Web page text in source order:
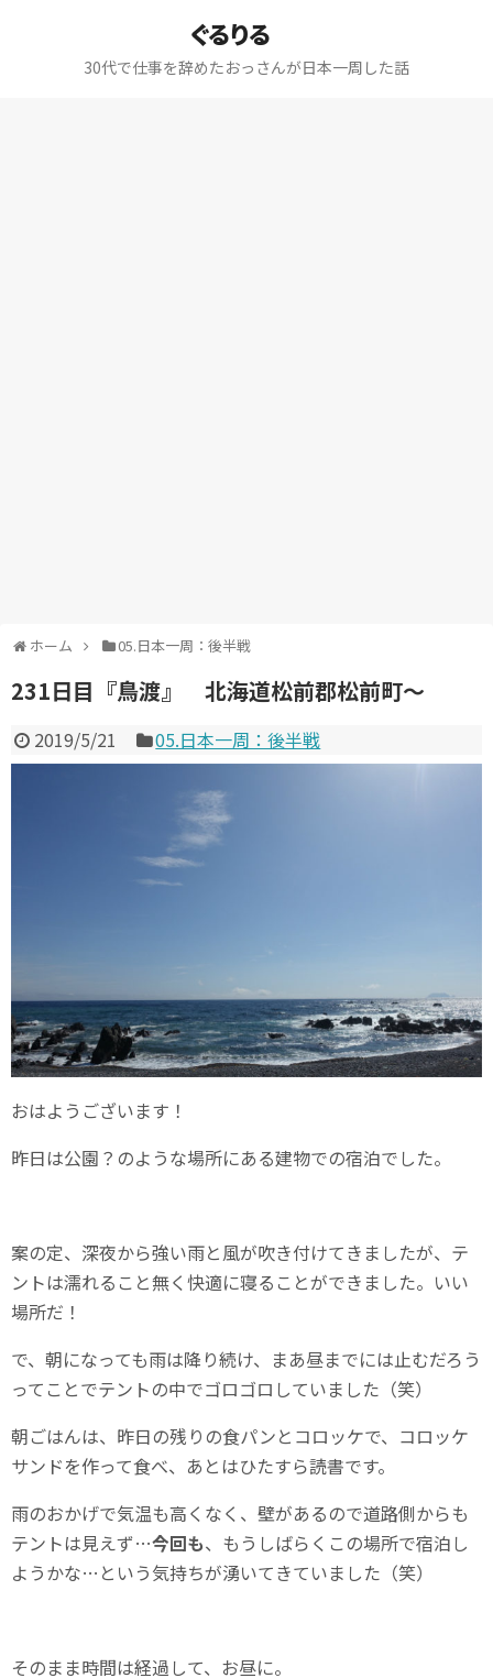
ぐるりる
30代で仕事を辞めたおっさんが日本一周した話
ホーム 05.日本一周：後半戦
231日目『鳥渡』 北海道松前郡松前町～
2019/5/21 05.日本一周：後半戦
おはようございます！
昨日は公園？のような場所にある建物での宿泊でした。
案の定、深夜から強い雨と風が吹き付けてきましたが、テ
ントは濡れること無く快適に寝ることができました。いい
場所だ！
で、朝になっても雨は降り続け、まあ昼までには止むだろう
ってことでテントの中でゴロゴロしていました（笑）
朝ごはんは、昨日の残りの食パンとコロッケで、コロッケ
サンドを作って食べ、あとはひたすら読書です。
雨のおかげで気温も高くなく、壁があるので道路側からも
テントは見えず…今回も、もうしばらくこの場所で宿泊し
ようかな…という気持ちが湧いてきていました（笑）
そのまま時間は経過して、お昼に。